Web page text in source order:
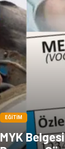
EĞITIM
MYK Belgesi